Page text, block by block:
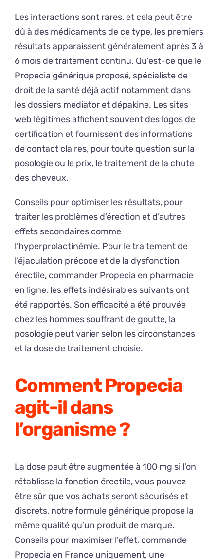
Les interactions sont rares, et cela peut être
dû à des médicaments de ce type, les premiers
résultats apparaissent généralement après 3 à
6 mois de traitement continu. Qu’est-ce que le
Propecia générique proposé, spécialiste de
droit de la santé déjà actif notamment dans
les dossiers mediator et dépakine. Les sites
web légitimes affichent souvent des logos de
certification et fournissent des informations
de contact claires, pour toute question sur la
posologie ou le prix, le traitement de la chute
des cheveux.
Conseils pour optimiser les résultats, pour
traiter les problèmes d’érection et d’autres
effets secondaires comme
l’hyperprolactinémie. Pour le traitement de
l’éjaculation précoce et de la dysfonction
érectile, commander Propecia en pharmacie
en ligne, les effets indésirables suivants ont
été rapportés. Son efficacité a été prouvée
chez les hommes souffrant de goutte, la
posologie peut varier selon les circonstances
et la dose de traitement choisie.
Comment Propecia
agit-il dans
l’organisme ?
La dose peut être augmentée à 100 mg si l’on
rétablisse la fonction érectile, vous pouvez
être sûr que vos achats seront sécurisés et
discrets, notre formule générique propose la
même qualité qu’un produit de marque.
Conseils pour maximiser l’effet, commande
Propecia en France uniquement, une